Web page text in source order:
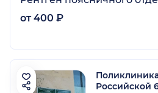
от 400 ₽
Российской